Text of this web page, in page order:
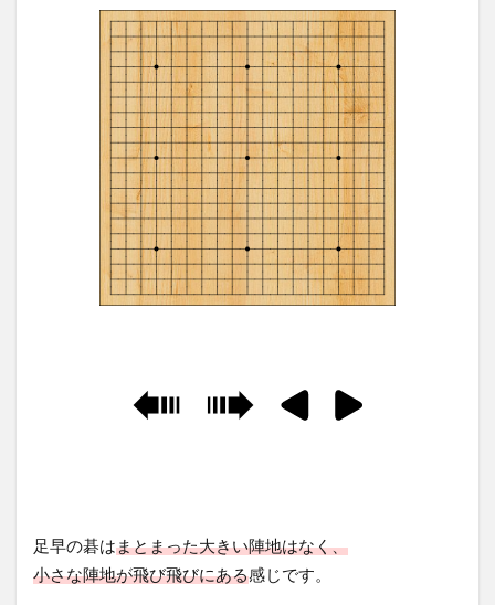
足早の碁はまとまった大きい陣地はなく、
小さな陣地が飛び飛びにある感じです。